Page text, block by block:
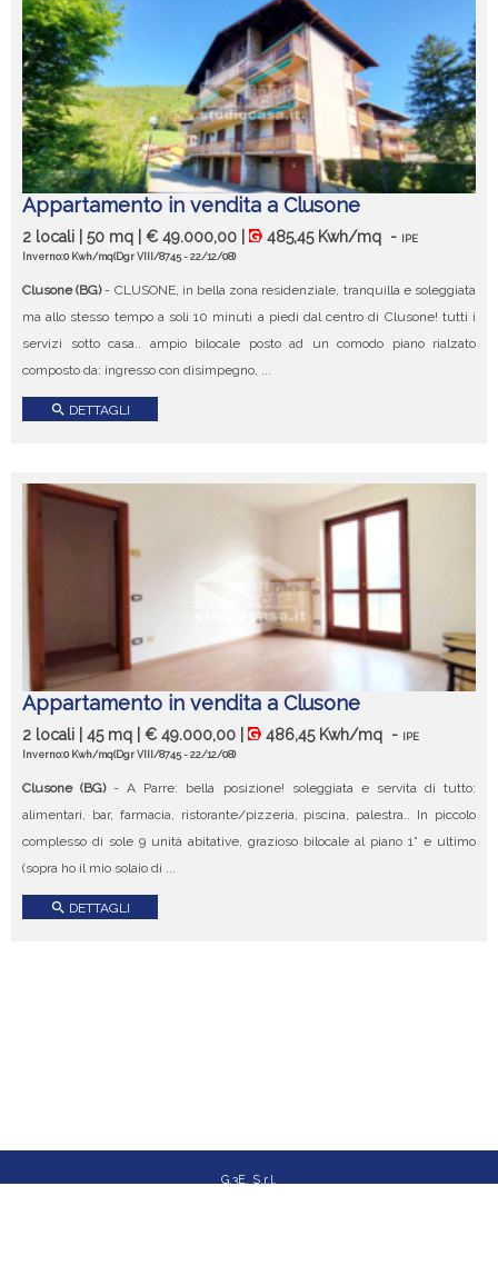
Appartamento in vendita a Clusone
2 locali | 50 mq | € 49.000,00 | 485,45 Kwh/mq -
IPE
Inverno:0 Kwh/mq(Dgr VIII/8745 - 22/12/08)
Clusone (BG)- CLUSONE, in bella zona residenziale, tranquilla e soleggiata
ma allo stesso tempo a soli 10 minuti a piedi dal centro di Clusone! tutti i
servizi sotto casa.. ampio bilocale posto ad un comodo piano rialzato
composto da: ingresso con disimpegno, ...
search DETTAGLI
Appartamento in vendita a Clusone
2 locali | 45 mq | € 49.000,00 | 486,45 Kwh/mq -
IPE
Inverno:0 Kwh/mq(Dgr VIII/8745 - 22/12/08)
Clusone (BG)- A Parre: bella posizione! soleggiata e servita di tutto:
alimentari, bar, farmacia, ristorante/pizzeria, piscina, palestra.. In piccolo
complesso di sole 9 unità abitative, grazioso bilocale al piano 1° e ultimo
(sopra ho il mio solaio di ...
search DETTAGLI
G.3E. S.r.l.